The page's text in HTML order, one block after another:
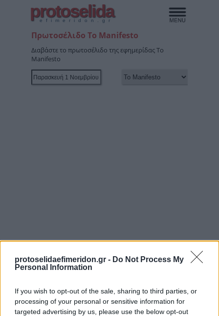
protoselidaefimeridon.gr - Do Not Process My
Personal Information
If you wish to opt-out of the sale, sharing to third parties, or
processing of your personal or sensitive information for
targeted advertising by us, please use the below opt-out
protoselida
efimeridon.gr
Πρωτοσέλιδο Το Manifesto
Διαβάστε το πρωτοσέλιδο της εφημερίδας Το
Manifesto